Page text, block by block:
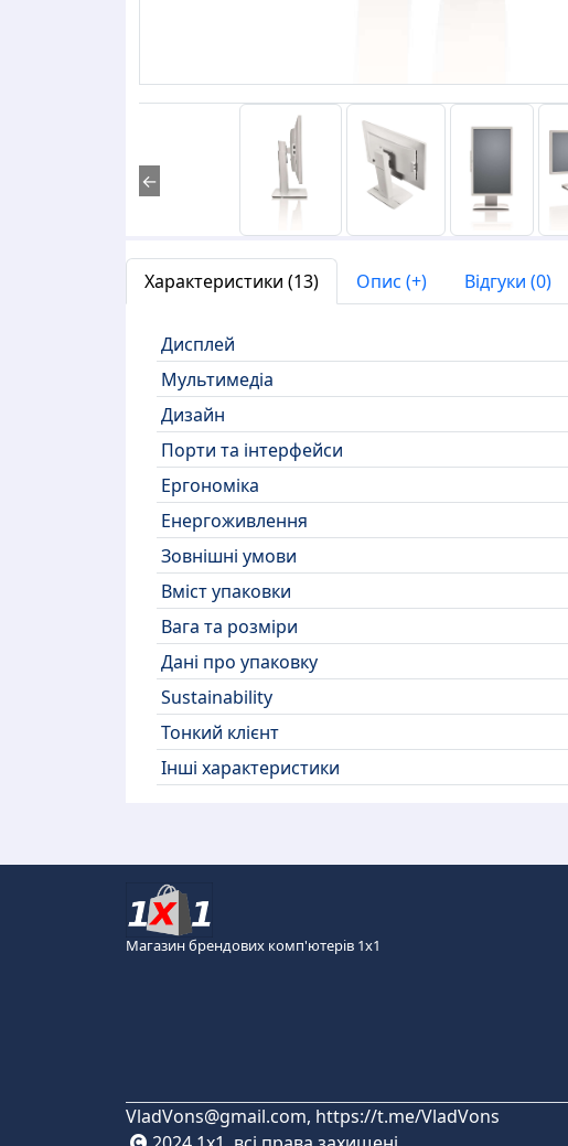
←
Характеристики (13) Опис (+) Відгуки (0)
Дисплей
Мультимедіа
Дизайн
Порти та інтерфейси
Ергономіка
Енергоживлення
Зовнішні умови
Вміст упаковки
Вага та розміри
Дані про упаковку
Sustainability
Тонкий клієнт
Інші характеристики
Магазин брендових комп'ютерів 1х1
VladVons@gmail.com, https://t.me/VladVons